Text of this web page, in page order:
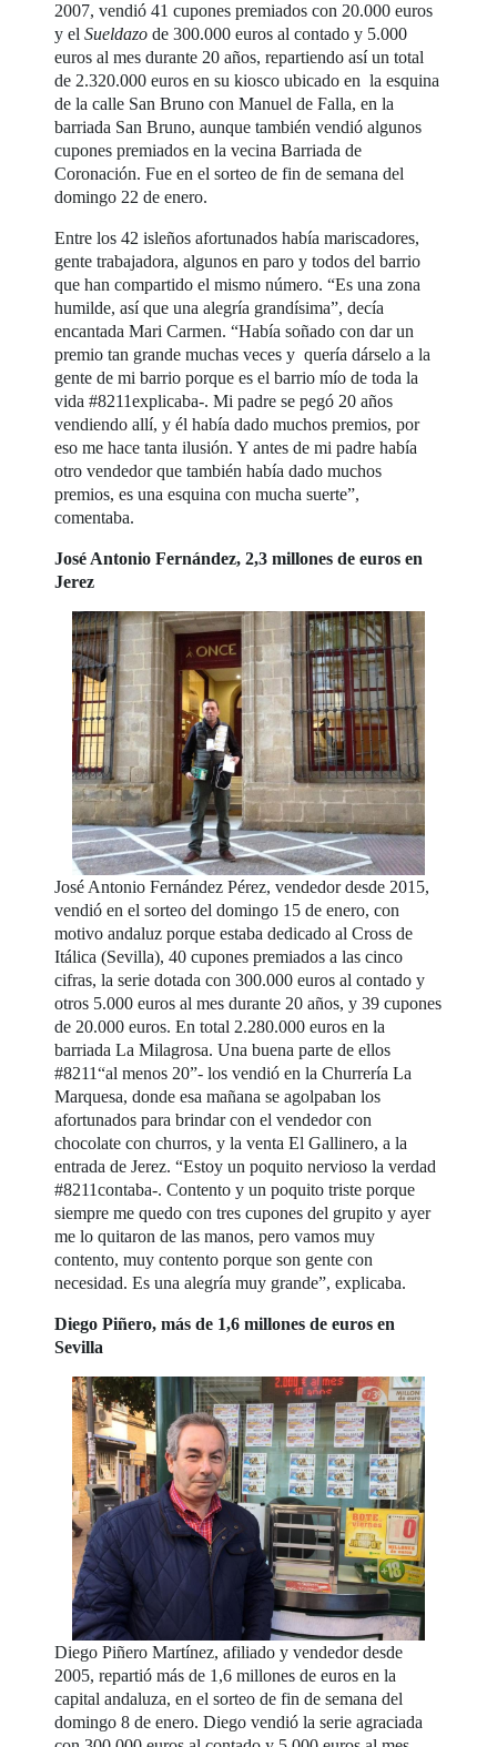
2007, vendió 41 cupones premiados con 20.000 euros
y el Sueldazo de 300.000 euros al contado y 5.000
euros al mes durante 20 años, repartiendo así un total
de 2.320.000 euros en su kiosco ubicado en la esquina
de la calle San Bruno con Manuel de Falla, en la
barriada San Bruno, aunque también vendió algunos
cupones premiados en la vecina Barriada de
Coronación. Fue en el sorteo de fin de semana del
domingo 22 de enero.
Entre los 42 isleños afortunados había mariscadores,
gente trabajadora, algunos en paro y todos del barrio
que han compartido el mismo número. “Es una zona
humilde, así que una alegría grandísima”, decía
encantada Mari Carmen. “Había soñado con dar un
premio tan grande muchas veces y quería dárselo a la
gente de mi barrio porque es el barrio mío de toda la
vida #8211explicaba-. Mi padre se pegó 20 años
vendiendo allí, y él había dado muchos premios, por
eso me hace tanta ilusión. Y antes de mi padre había
otro vendedor que también había dado muchos
premios, es una esquina con mucha suerte”,
comentaba.
José Antonio Fernández, 2,3 millones de euros en
Jerez
José Antonio Fernández Pérez, vendedor desde 2015,
vendió en el sorteo del domingo 15 de enero, con
motivo andaluz porque estaba dedicado al Cross de
Itálica (Sevilla), 40 cupones premiados a las cinco
cifras, la serie dotada con 300.000 euros al contado y
otros 5.000 euros al mes durante 20 años, y 39 cupones
de 20.000 euros. En total 2.280.000 euros en la
barriada La Milagrosa. Una buena parte de ellos
#8211“al menos 20”- los vendió en la Churrería La
Marquesa, donde esa mañana se agolpaban los
afortunados para brindar con el vendedor con
chocolate con churros, y la venta El Gallinero, a la
entrada de Jerez. “Estoy un poquito nervioso la verdad
#8211contaba-. Contento y un poquito triste porque
siempre me quedo con tres cupones del grupito y ayer
me lo quitaron de las manos, pero vamos muy
contento, muy contento porque son gente con
necesidad. Es una alegría muy grande”, explicaba.
Diego Piñero, más de 1,6 millones de euros en
Sevilla
Diego Piñero Martínez, afiliado y vendedor desde
2005, repartió más de 1,6 millones de euros en la
capital andaluza, en el sorteo de fin de semana del
domingo 8 de enero. Diego vendió la serie agraciada